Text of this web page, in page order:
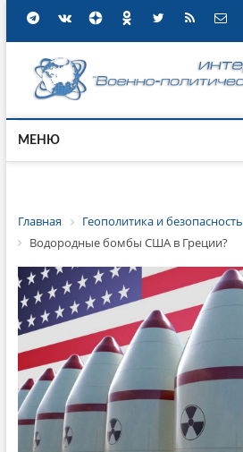
МЕНЮ
Главная
Геополитика и безопасность
Водородные бомбы США в Греции?